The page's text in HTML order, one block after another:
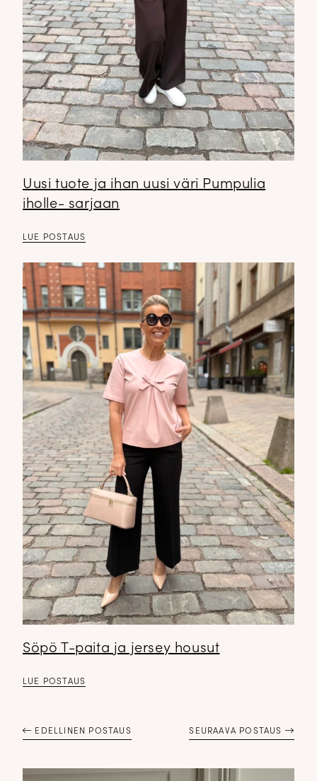
Uusi tuote ja ihan uusi väri Pumpulia
iholle- sarjaan
LUE POSTAUS
Söpö T-paita ja jersey housut
LUE POSTAUS
EDELLINEN POSTAUS SEURAAVA POSTAUS